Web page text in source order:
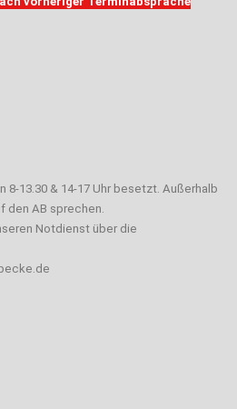
8-13.30 & 14-17 Uhr besetzt. Außerhalb
den AB sprechen.
Notdienst über die